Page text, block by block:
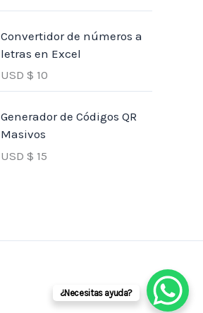
Convertidor de números a
letras en Excel
USD $ 10
Generador de Códigos QR
Masivos
USD $ 15
¿Necesitas ayuda?